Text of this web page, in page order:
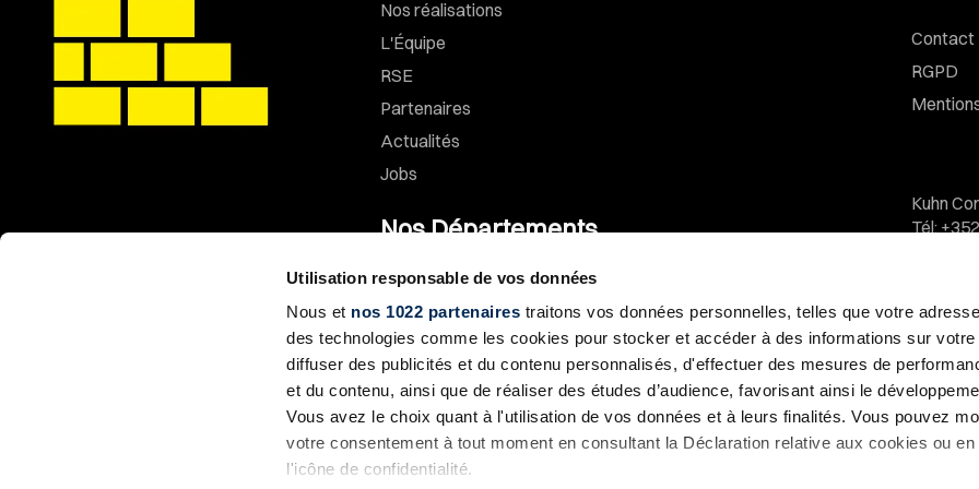
Utilisation responsable de vos données
Nous et nos 1022 partenaires traitons vos données personnelles, telles que votre
des technologies comme les cookies pour stocker et accéder à des informations sur votre
diffuser des publicités et du contenu personnalisés, d'effectuer des mesures de
et du contenu, ainsi que de réaliser des études d’audience, favorisant ainsi le
Vous avez le choix quant à l'utilisation de vos données et à leurs finalités. Vous pouvez
votre consentement à tout moment en consultant la Déclaration relative aux cookies ou
l'icône de confidentialité.
Nos réalisations
L'Équipe
RSE
Partenaires
Actualités
Jobs
Nos Départements
Gros œuvre
Génie civil
Aménagements extérieurs
Façades
Petits travaux
Entreprise générale
Promotion immobilière
Contact
RGPD
Kuhn
Tél:
Kuhn
Tél :
E-Mail:
KUHN
Z.A.